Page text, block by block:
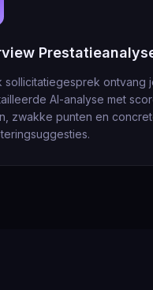
sollicitatiegesprek ontvang
AI-analyse met
zwakke punten en